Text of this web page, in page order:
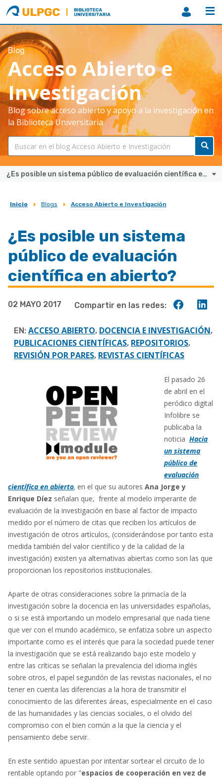
ULPGC
Biblioteca
ULPGC
Blog
Acceso Abierto e
Investigación
Blog sobre acceso abierto y apoyo a la investigación en
la Biblioteca Universitaria
¿Es posible un sistema público de evaluación científica en abierto?
Sobrescribir
de
ayuda
a
la
navegación
Inicio Blogs Acceso Abierto e Investigación
¿Es posible un sistema
público de evaluación
científica en abierto?
02 MAYO 2017 Compartir en las redes:
EN: ACCESO ABIERTO, DOCENCIA E INVESTIGACIÓN,
PUBLICACIONES CIENTÍFICAS, REPOSITORIOS,
REVISIÓN POR PARES, REVISTAS CIENTÍFICAS
El pasado 26
de abril en el
peródico digital
Infolibre se
publicaba la
noticiaHacia
un sistema
público de
evaluación
científica en abierto, en el que su autores Ana Jorge y
Enrique Díez señalan que, frente al modelo imperante de
evaluación de la investigación en base al factor de impacto
medido por el número de citas que reciben los artículos de
investigación de otros artículos, (considerándose por tanto esta
medida también del valor científico y de la calidad de la
investigación) existen ya alternativas abiertas como son las que
proporcionan los repositorios institucionales.
Aparte de otras consideraciones sobre la primacía de la
investigación sobre la docencia en las universidades españolas,
o si se está importando un modelo empresarial que nada tiene
que ver con el mundo académico, se enfatiza sobre un aspecto
importante como es el interés que para la sociedad puede tener
la investigación que se está realizando bajo este modelo y
entre las críticas se señalan la prevalencia del idioma inglés
sobre otros, el papel segundón de las revistas nacionales, el no
tener en cuenta las diferencias a la hora de transmitir el
conocimiento de las diferentes áreas, especialmente en el caso
de las humanidades y las ciencias sociales, o el olvido del
compromiso con el bien común a la que la ciencia y el
pensamiento debe servir.
En este sentido apuestan por intentar sortear el circuito de lo
rentable optando por "espacios de cooperación en vez de